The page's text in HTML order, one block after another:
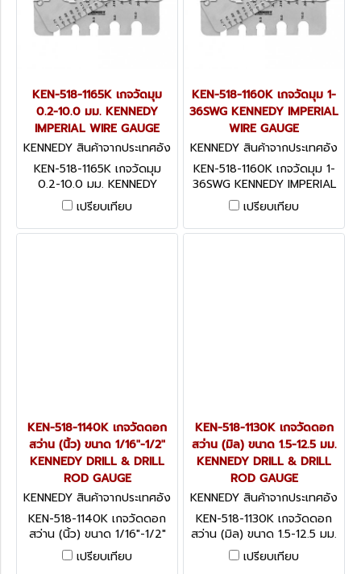
KEN-518-1165K เกจวัดมุม
0.2-10.0 มม. KENNEDY
IMPERIAL WIRE GAUGE
KENNEDY สินค้าจากประเทศอัง
กฤษ KEN-518-1165K
KEN-518-1165K เกจวัดมุม
0.2-10.0 มม. KENNEDY
IMPERIAL WIRE GAUGE
เปรียบเทียบ
KEN-518-1160K เกจวัดมุม 1-
36SWG KENNEDY IMPERIAL
WIRE GAUGE
KENNEDY สินค้าจากประเทศอัง
กฤษ KEN-518-1160K
KEN-518-1160K เกจวัดมุม 1-
36SWG KENNEDY IMPERIAL
WIRE GAUGE
เปรียบเทียบ
KEN-518-1140K เกจวัดดอก
สว่าน (นิ้ว) ขนาด 1/16"-1/2"
KENNEDY DRILL & DRILL
ROD GAUGE
KENNEDY สินค้าจากประเทศอัง
กฤษ KEN-518-1140K
KEN-518-1140K เกจวัดดอก
สว่าน (นิ้ว) ขนาด 1/16"-1/2"
KENNEDY DRILL & DRILL
ROD GAUGE
เปรียบเทียบ
KEN-518-1130K เกจวัดดอก
สว่าน (มิล) ขนาด 1.5-12.5 มม.
KENNEDY DRILL & DRILL
ROD GAUGE
KENNEDY สินค้าจากประเทศอัง
กฤษ KEN-518-1130K
KEN-518-1130K เกจวัดดอก
สว่าน (มิล) ขนาด 1.5-12.5 มม.
KENNEDY DRILL & DRILL
ROD GAUGE
เปรียบเทียบ